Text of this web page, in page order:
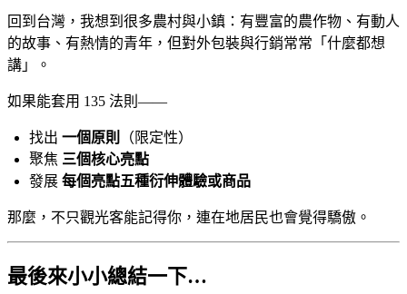
回到台灣，我想到很多農村與小鎮：有豐富的農作物、有動人
的故事、有熱情的青年，但對外包裝與行銷常常「什麼都想
講」。
如果能套用 135 法則——
找出 一個原則
（限定性）
聚焦 三個核心亮點
發展 每個亮點五種衍伸體驗或商品
那麼，不只觀光客能記得你，連在地居民也會覺得驕傲。
最後來小小總結一下…